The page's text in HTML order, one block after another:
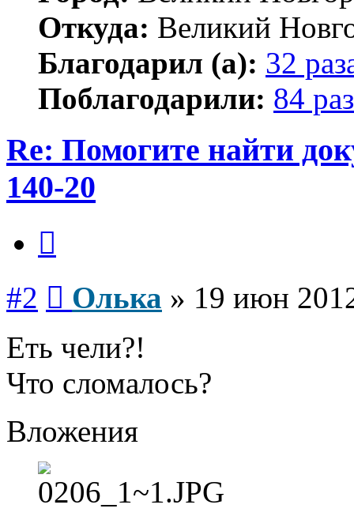
Откуда: Великий
Благодарил (а): 32
Поблагодарили: 84
Re: Помогите найти
140-20
#2 Олька » 19 июн
Еть чели?!
Что сломалось?
Вложения